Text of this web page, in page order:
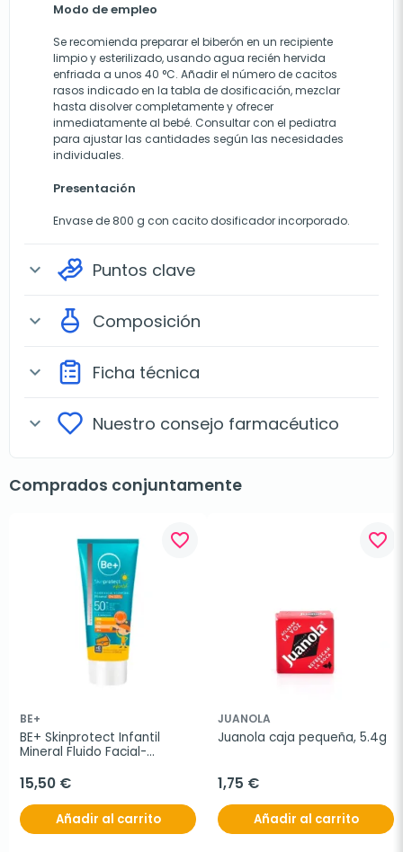
Modo de empleo
Se recomienda preparar el biberón en un recipiente
limpio y esterilizado, usando agua recién hervida
enfriada a unos 40 °C. Añadir el número de cacitos
rasos indicado en la tabla de dosificación, mezclar
hasta disolver completamente y ofrecer
inmediatamente al bebé. Consultar con el pediatra
para ajustar las cantidades según las necesidades
individuales.
Presentación
Envase de 800 g con cacito dosificador incorporado.
expand_more Puntos clave
expand_more Composición
expand_more Ficha técnica
expand_more Nuestro consejo farmacéutico
Comprados conjuntamente
favorite_border
BE+
BE+ Skinprotect Infantil
Mineral Fluido Facial-
15,50 €
Añadir al carrito
favorite_border
JUANOLA
Juanola caja pequeña, 5.4g
1,75 €
Añadir al carrito